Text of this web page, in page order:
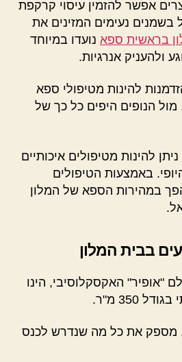
אפשר להזמין עיסוי קרקפת
בשמנים נעימים המזינים את
בראשית ספא נועדו במיוחד
ולהעניק אנרגיות.
להינות מטיפולי ספא
הנופים היפים כל כך של
להינות מטיפולים איכותיים
באמצעות הטיפולים
במהירות הספא של המלון
בבית המלון
"אופיר" האקסקלוסיבי, הינו
350 מ"ר.
מספק את כל מה שנדרש לכנס